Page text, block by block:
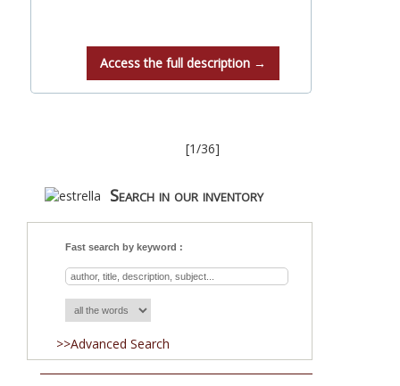
Access the full description →
[1/36]
Search in our inventory
Fast search by keyword :
>>Advanced Search